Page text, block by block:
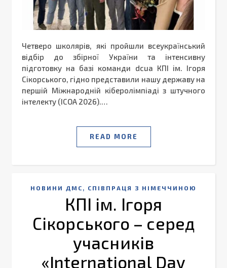
Четверо школярів, які пройшли всеукраїнський
відбір до збірної України та інтенсивну
підготовку на базі команди dcua КПІ ім. Ігоря
Сікорського, гідно представили нашу державу на
першій Міжнародній кіберолімпіаді з штучного
інтелекту (ICOA 2026).…
READ MORE
НОВИНИ ДМС , СПІВПРАЦЯ З НІМЕЧЧИНОЮ
КПІ ім. Ігоря
Сікорського – серед
учасників
«International Day